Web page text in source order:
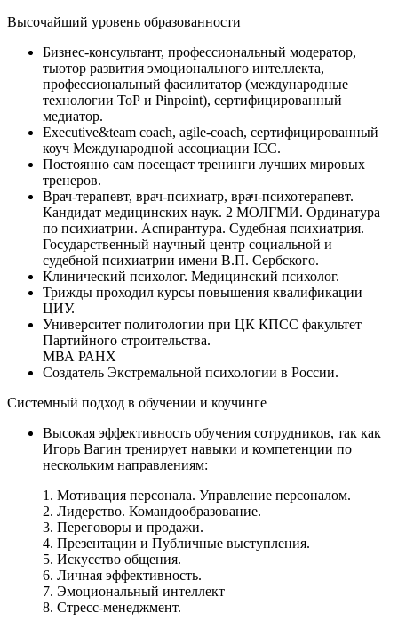
Высочайший уровень образованности
Бизнес-консультант, профессиональный модератор,
тьютор развития эмоционального интеллекта,
профессиональный фасилитатор (международные
технологии ТоР и Pinpoint), сертифицированный
медиатор.
Executive&team coach, agile-coach, сертифицированный
коуч Международной ассоциации ICC.
Постоянно сам посещает тренинги лучших мировых
тренеров.
Врач-терапевт, врач-психиатр, врач-психотерапевт.
Кандидат медицинских наук. 2 МОЛГМИ. Ординатура
по психиатрии. Аспирантура. Судебная психиатрия.
Государственный научный центр социальной и
судебной психиатрии имени В.П. Сербского.
Клинический психолог. Медицинский психолог.
Трижды проходил курсы повышения квалификации
ЦИУ.
Университет политологии при ЦК КПСС факультет
Партийного строительства.
МВА РАНХ
Создатель Экстремальной психологии в России.
Системный подход в обучении и коучинге
Высокая эффективность обучения сотрудников, так как
Игорь Вагин тренирует навыки и компетенции по
нескольким направлениям:
1. Мотивация персонала. Управление персоналом.
2. Лидерство. Командообразование.
3. Переговоры и продажи.
4. Презентации и Публичные выступления.
5. Искусство общения.
6. Личная эффективность.
7. Эмоциональный интеллект
8. Стресс-менеджмент.